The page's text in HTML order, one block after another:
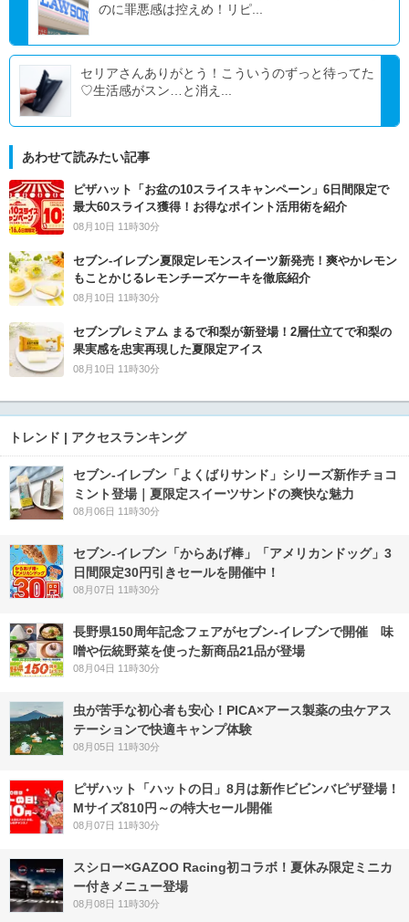
のに罪悪感は控えめ！リピ...
セリアさんありがとう！こういうのずっと待ってた
♡生活感がスン…と消え...
あわせて読みたい記事
ピザハット「お盆の10スライスキャンペーン」6日間限定で
最大60スライス獲得！お得なポイント活用術を紹介
08月10日 11時30分
セブン‐イレブン夏限定レモンスイーツ新発売！爽やかレモン
もことかじるレモンチーズケーキを徹底紹介
08月10日 11時30分
セブンプレミアム まるで和梨が新登場！2層仕立てで和梨の
果実感を忠実再現した夏限定アイス
08月10日 11時30分
トレンド | アクセスランキング
セブン‐イレブン「よくばりサンド」シリーズ新作チョコ
ミント登場｜夏限定スイーツサンドの爽快な魅力
08月06日 11時30分
セブン‐イレブン「からあげ棒」「アメリカンドッグ」3
日間限定30円引きセールを開催中！
08月07日 11時30分
長野県150周年記念フェアがセブン-イレブンで開催 味
噌や伝統野菜を使った新商品21品が登場
08月04日 11時30分
虫が苦手な初心者も安心！PICA×アース製薬の虫ケアス
テーションで快適キャンプ体験
08月05日 11時30分
ピザハット「ハットの日」8月は新作ビビンバピザ登場！
Mサイズ810円～の特大セール開催
08月07日 11時30分
スシロー×GAZOO Racing初コラボ！夏休み限定ミニカ
ー付きメニュー登場
08月08日 11時30分